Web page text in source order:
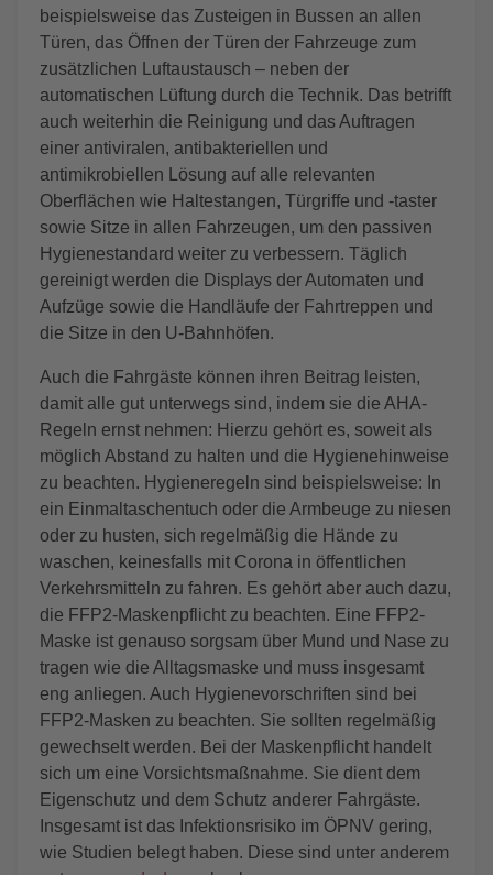
beispielsweise das Zusteigen in Bussen an allen
Türen, das Öffnen der Türen der Fahrzeuge zum
zusätzlichen Luftaustausch – neben der
automatischen Lüftung durch die Technik. Das betrifft
auch weiterhin die Reinigung und das Auftragen
einer antiviralen, antibakteriellen und
antimikrobiellen Lösung auf alle relevanten
Oberflächen wie Haltestangen, Türgriffe und -taster
sowie Sitze in allen Fahrzeugen, um den passiven
Hygienestandard weiter zu verbessern. Täglich
gereinigt werden die Displays der Automaten und
Aufzüge sowie die Handläufe der Fahrtreppen und
die Sitze in den U-Bahnhöfen.
Auch die Fahrgäste können ihren Beitrag leisten,
damit alle gut unterwegs sind, indem sie die AHA-
Regeln ernst nehmen: Hierzu gehört es, soweit als
möglich Abstand zu halten und die Hygienehinweise
zu beachten. Hygieneregeln sind beispielsweise: In
ein Einmaltaschentuch oder die Armbeuge zu niesen
oder zu husten, sich regelmäßig die Hände zu
waschen, keinesfalls mit Corona in öffentlichen
Verkehrsmitteln zu fahren. Es gehört aber auch dazu,
die FFP2-Maskenpflicht zu beachten. Eine FFP2-
Maske ist genauso sorgsam über Mund und Nase zu
tragen wie die Alltagsmaske und muss insgesamt
eng anliegen. Auch Hygienevorschriften sind bei
FFP2-Masken zu beachten. Sie sollten regelmäßig
gewechselt werden. Bei der Maskenpflicht handelt
sich um eine Vorsichtsmaßnahme. Sie dient dem
Eigenschutz und dem Schutz anderer Fahrgäste.
Insgesamt ist das Infektionsrisiko im ÖPNV gering,
wie Studien belegt haben. Diese sind unter anderem